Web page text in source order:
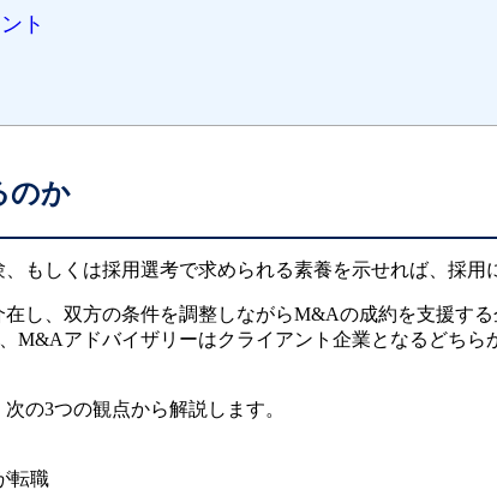
ト
のか
もしくは採用選考で求められる素養を示せれば、採用
し、双方の条件を調整しながらM&Aの成約を支援す
M&Aアドバイザリーはクライアント企業となるどち
の3つの観点から解説します。
転職